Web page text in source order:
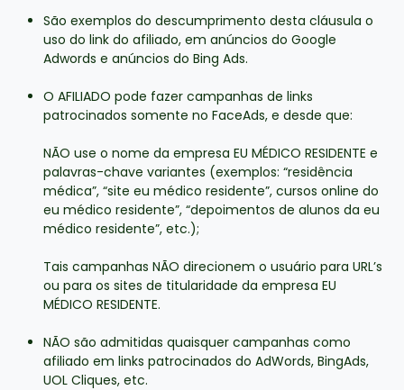
São exemplos do descumprimento desta cláusula o
uso do link do afiliado, em anúncios do Google
Adwords e anúncios do Bing Ads.
O AFILIADO pode fazer campanhas de links
patrocinados somente no FaceAds, e desde que:
NÃO use o nome da empresa EU MÉDICO RESIDENTE e
palavras-chave variantes (exemplos: “residência
médica”, “site eu médico residente”, cursos online do
eu médico residente”, “depoimentos de alunos da eu
médico residente”, etc.);
Tais campanhas NÃO direcionem o usuário para URL’s
ou para os sites de titularidade da empresa EU
MÉDICO RESIDENTE.
NÃO são admitidas quaisquer campanhas como
afiliado em links patrocinados do AdWords, BingAds,
UOL Cliques, etc.